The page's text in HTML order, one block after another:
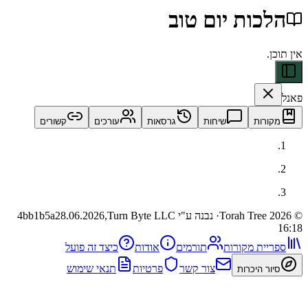
יום טוב
שיחות גרסאות עורכים קשורים
· נבנה ע"י Turn Byte LLC 4bb1b5a28.06.2026,
מקורות תורמים אודות כיצד זה פועל
היכרות צור קשר פרטיות תנאי שימוש